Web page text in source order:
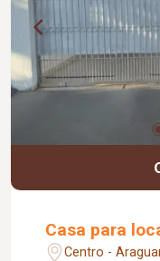
Casa para
Centro -